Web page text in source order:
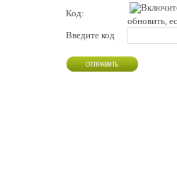
Код:
обновить,
Введите код